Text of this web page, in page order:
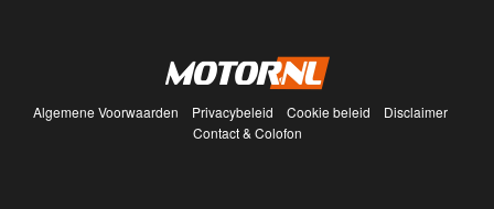
Algemene Voorwaarden Privacybeleid Cookie beleid
Disclaimer
Contact & Colofon